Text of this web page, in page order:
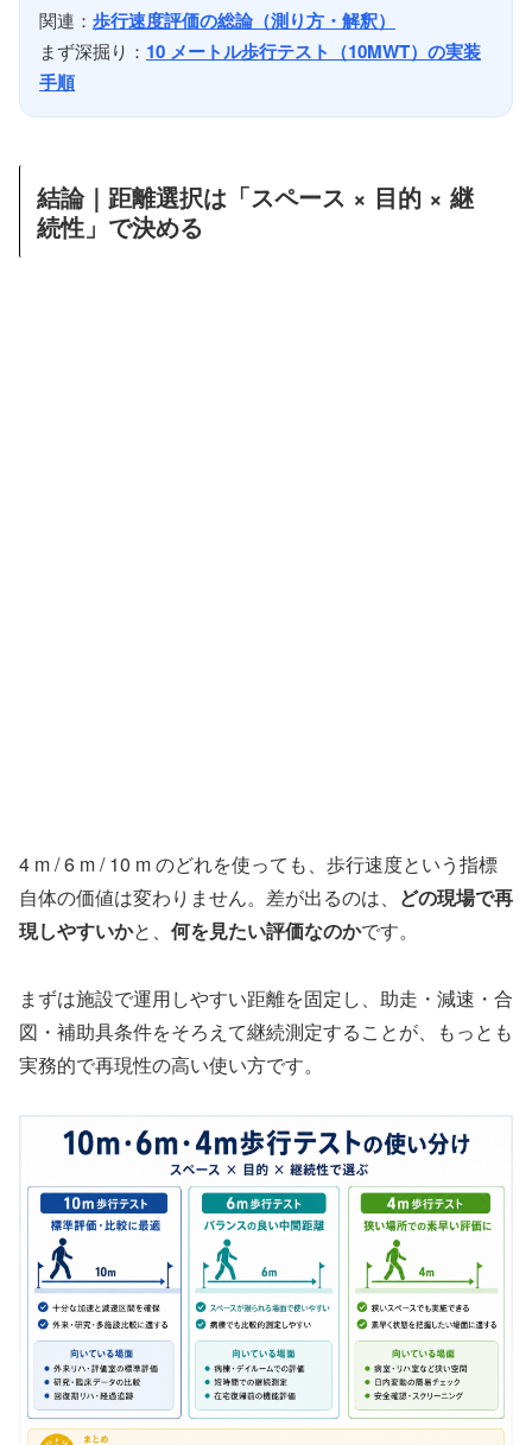
関連： 歩行速度評価の総論（測り方・解釈）
まず深掘り： 10 メートル歩行テスト（10MWT）の実装
手順
結論｜距離選択は「スペース × 目的 × 継
続性」で決める
4 m / 6 m / 10 m のどれを使っても、歩行速度という指標
自体の価値は変わりません。差が出るのは、 どの現場で再
現しやすいかと、 何を見たい評価なのかです。
まずは施設で運用しやすい距離を固定し、助走・減速・合
図・補助具条件をそろえて継続測定することが、もっとも
実務的で再現性の高い使い方です。